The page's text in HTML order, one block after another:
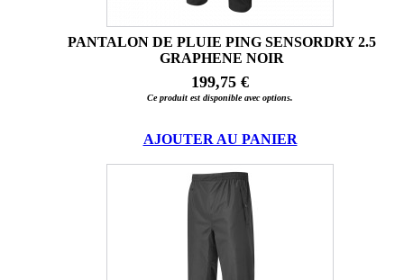
PANTALON DE PLUIE PING SENSORDRY 2.5
GRAPHENE NOIR
199,75 €
Ce produit est disponible avec options.
AJOUTER AU PANIER